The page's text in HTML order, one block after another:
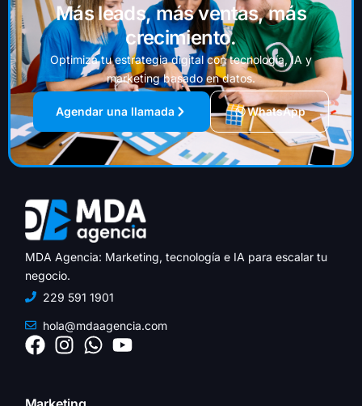
Más leads, más ventas, más
crecimiento.
Optimiza tu estrategia digital con tecnología, IA y
marketing basado en datos.
Agendar una llamada WhatsApp
MDA Agencia: Marketing, tecnología e IA para escalar tu
negocio.
229 591 1901
hola@mdaagencia.com